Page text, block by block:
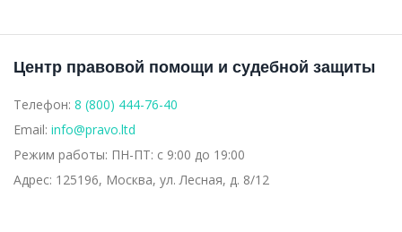
Центр правовой помощи и судебной защиты
Телефон: 8 (800) 444-76-40
Email: info@pravo.ltd
Режим работы: ПН-ПТ: с 9:00 до 19:00
Адрес: 125196, Москва, ул. Лесная, д. 8/12